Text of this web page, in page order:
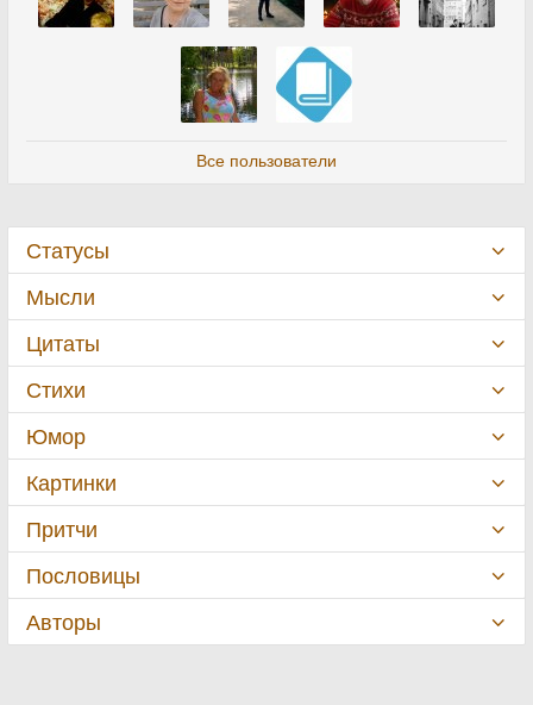
Все пользователи
Статусы
Мысли
Цитаты
Стихи
Юмор
Картинки
Притчи
Пословицы
Авторы